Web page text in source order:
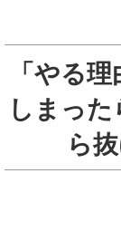
「やる
しまっ
ら